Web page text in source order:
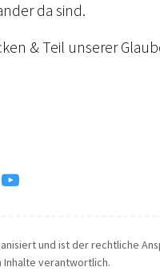
da sind.
& Teil unserer
und ist der rechtliche
Inhalte verantwortlich.